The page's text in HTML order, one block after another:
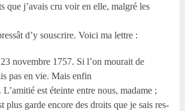
que j’avais cru voir en elle, malgré les
d’y souscrire. Voici ma lettre :
novembre 1757. Si l’on mourait de
pas en vie. Mais enfin
est éteinte entre nous, madame ;
plus garde encore des droits que je sais res-